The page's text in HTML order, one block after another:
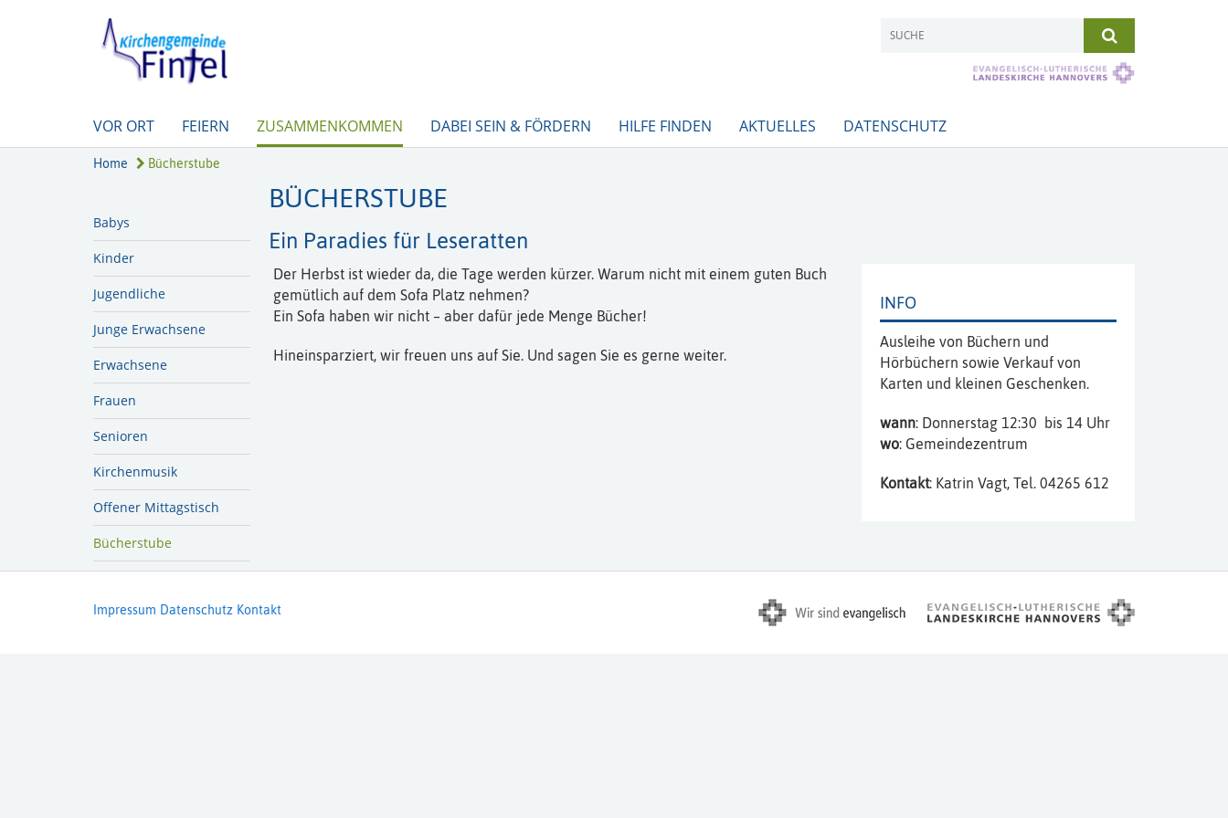
VOR ORT FEIERN ZUSAMMENKOMMEN DABEI SEIN & FÖRDERN HILFE FINDEN AKTUELLES DATENSCHUTZ
Home Bücherstube
Babys
Kinder
Jugendliche
Junge Erwachsene
Erwachsene
Frauen
Senioren
Kirchenmusik
Offener Mittagstisch
Bücherstube
BÜCHERSTUBE
Ein Paradies für Leseratten
Der Herbst ist wieder da, die Tage werden kürzer. Warum nicht mit einem guten Buch
gemütlich auf dem Sofa Platz nehmen?
Ein Sofa haben wir nicht – aber dafür jede Menge Bücher!
Hineinsparziert, wir freuen uns auf Sie. Und sagen Sie es gerne weiter.
INFO
Ausleihe von Büchern und
Hörbüchern sowie Verkauf von
Karten und kleinen Geschenken.
wann: Donnerstag 12:30 bis 14 Uhr
wo: Gemeindezentrum
Kontakt: Katrin Vagt, Tel. 04265 612
Impressum Datenschutz Kontakt